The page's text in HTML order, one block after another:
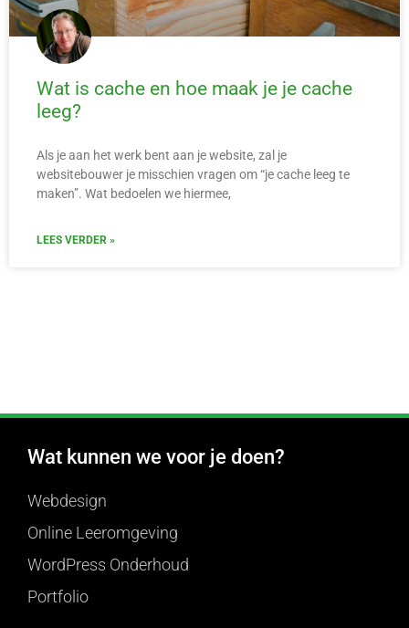
Wat is cache en hoe maak je je cache
leeg?
Als je aan het werk bent aan je website, zal je
websitebouwer je misschien vragen om “je cache leeg te
maken”. Wat bedoelen we hiermee,
LEES VERDER »
Wat kunnen we voor je doen?
Webdesign
Online Leeromgeving
WordPress Onderhoud
Portfolio